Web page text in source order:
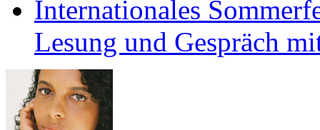
Internationales
Lesung und Gespräch